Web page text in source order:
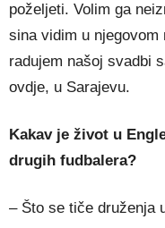
poželjeti. Volim ga
sina vidim u
radujem našoj svadbi
ovdje, u Sarajevu.
Kakav je život u
drugih fudbalera?
– Što se tiče